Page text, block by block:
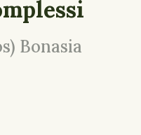
Bonasia